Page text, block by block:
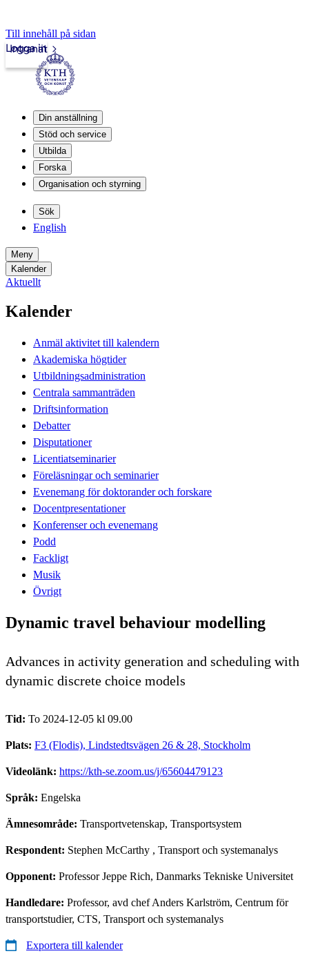
Till innehåll på sidan
Intranät
Logga in
Din anställning
Stöd och service
Utbilda
Forska
Organisation och styrning
Sök
English
Meny
Kalender
Aktuellt
Kalender
Anmäl aktivitet till kalendern
Akademiska högtider
Utbildningsadministration
Centrala sammanträden
Driftsinformation
Debatter
Disputationer
Licentiatseminarier
Föreläsningar och seminarier
Evenemang för doktorander och forskare
Docentpresentationer
Konferenser och evenemang
Podd
Fackligt
Musik
Övrigt
Dynamic travel behaviour modelling
Advances in activity generation and scheduling with
dynamic discrete choice models
Tid: To 2024-12-05 kl 09.00
Plats: F3 (Flodis), Lindstedtsvägen 26 & 28, Stockholm
Videolänk: https://kth-se.zoom.us/j/65604479123
Språk: Engelska
Ämnesområde: Transportvetenskap, Transportsystem
Respondent: Stephen McCarthy , Transport och systemanalys
Opponent: Professor Jeppe Rich, Danmarks Tekniske Universitet
Handledare: Professor, avd chef Anders Karlström, Centrum för
transportstudier, CTS, Transport och systemanalys
Exportera till kalender